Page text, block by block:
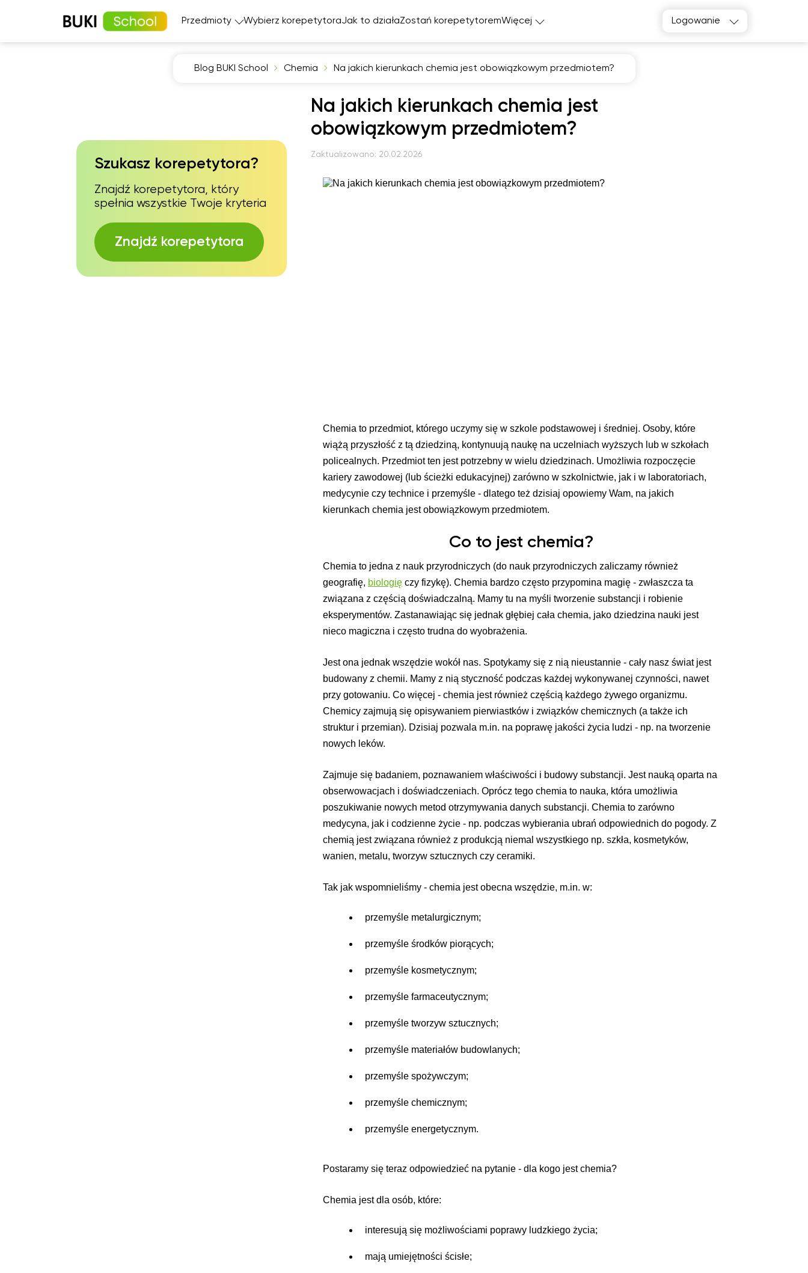
Przedmioty Wybierz korepetytoraJak to działaZostań korepetytoremWięcej Logowanie
Blog BUKI School Chemia Na jakich kierunkach chemia jest obowiązkowym przedmiotem?
Szukasz korepetytora?
Znajdź korepetytora, który
spełnia wszystkie Twoje kryteria
Znajdź korepetytora
Na jakich kierunkach chemia jest
obowiązkowym przedmiotem?
Zaktualizowano: 20.02.2026
Chemia to przedmiot, którego uczymy się w szkole podstawowej i średniej. Osoby, które
wiążą przyszłość z tą dziedziną, kontynuują naukę na uczelniach wyższych lub w szkołach
policealnych. Przedmiot ten jest potrzebny w wielu dziedzinach. Umożliwia rozpoczęcie
kariery zawodowej (lub ścieżki edukacyjnej) zarówno w szkolnictwie, jak i w laboratoriach,
medycynie czy technice i przemyśle - dlatego też dzisiaj opowiemy Wam, na jakich
kierunkach chemia jest obowiązkowym przedmiotem.
Co to jest chemia?
Chemia to jedna z nauk przyrodniczych (do nauk przyrodniczych zaliczamy również
geografię, biologię czy fizykę). Chemia bardzo często przypomina magię - zwłaszcza ta
związana z częścią doświadczalną. Mamy tu na myśli tworzenie substancji i robienie
eksperymentów. Zastanawiając się jednak głębiej cała chemia, jako dziedzina nauki jest
nieco magiczna i często trudna do wyobrażenia.
Jest ona jednak wszędzie wokół nas. Spotykamy się z nią nieustannie - cały nasz świat jest
budowany z chemii. Mamy z nią styczność podczas każdej wykonywanej czynności, nawet
przy gotowaniu. Co więcej - chemia jest również częścią każdego żywego organizmu.
Chemicy zajmują się opisywaniem pierwiastków i związków chemicznych (a także ich
struktur i przemian). Dzisiaj pozwala m.in. na poprawę jakości życia ludzi - np. na tworzenie
nowych leków.
Zajmuje się badaniem, poznawaniem właściwości i budowy substancji. Jest nauką oparta na
obserwowacjach i doświadczeniach. Oprócz tego chemia to nauka, która umożliwia
poszukiwanie nowych metod otrzymywania danych substancji. Chemia to zarówno
medycyna, jak i codzienne życie - np. podczas wybierania ubrań odpowiednich do pogody. Z
chemią jest związana również z produkcją niemal wszystkiego np. szkła, kosmetyków,
wanien, metalu, tworzyw sztucznych czy ceramiki.
Tak jak wspomnieliśmy - chemia jest obecna wszędzie, m.in. w:
przemyśle metalurgicznym;
przemyśle środków piorących;
przemyśle kosmetycznym;
przemyśle farmaceutycznym;
przemyśle tworzyw sztucznych;
przemyśle materiałów budowlanych;
przemyśle spożywczym;
przemyśle chemicznym;
przemyśle energetycznym.
Postaramy się teraz odpowiedzieć na pytanie - dla kogo jest chemia?
Chemia jest dla osób, które:
interesują się możliwościami poprawy ludzkiego życia;
mają umiejętności ścisłe;